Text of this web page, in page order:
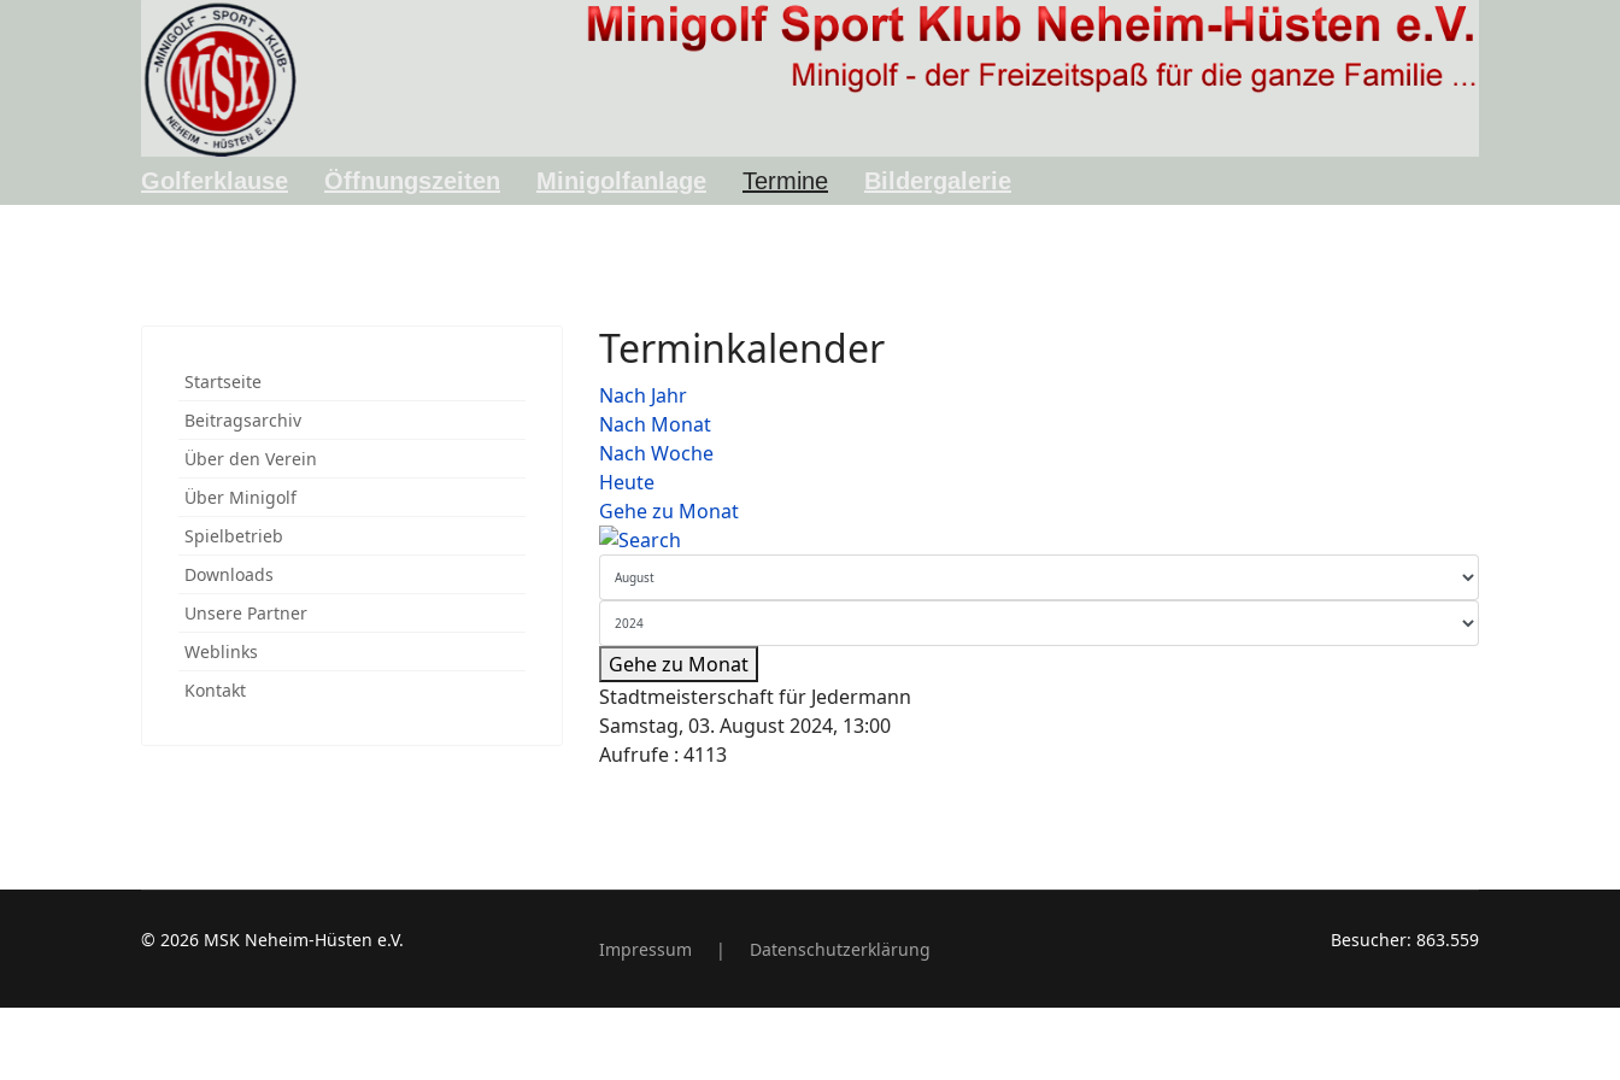
Golferklause Öffnungszeiten Minigolfanlage Termine Bildergalerie
Startseite
Beitragsarchiv
Über den Verein
Über Minigolf
Spielbetrieb
Downloads
Unsere Partner
Weblinks
Kontakt
Terminkalender
Nach Jahr
Nach Monat
Nach Woche
Heute
Gehe zu Monat
Gehe zu Monat
Stadtmeisterschaft für Jedermann
Samstag, 03. August 2024, 13:00
Aufrufe : 4113
© 2026 MSK Neheim-Hüsten e.V. Impressum | Datenschutzerklärung Besucher: 863.559